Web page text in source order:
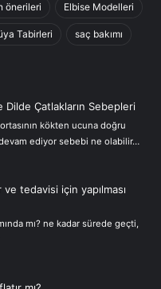
önerileri Elbise Modelleri
Tabirleri saç bakımı
Dilde Çatlakların Sebepleri
kökten ucuna doğru
devam ediyor sebebi ne olabilir…
tedavisi için yapılması
mı? ne kadar sürede geçti,